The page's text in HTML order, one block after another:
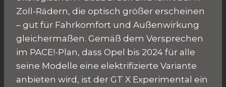
Zoll-Rädern, die optisch größer erscheinen
– gut für Fahrkomfort und Außenwirkung
gleichermaßen. Gemäß dem Versprechen
im PACE!-Plan, dass Opel bis 2024 für alle
seine Modelle eine elektrifizierte Variante
anbieten wird, ist der GT X Experimental ein